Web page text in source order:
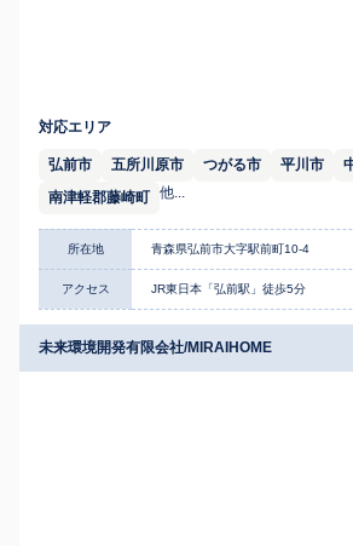
対応エリア
弘前市 五所川原市 つがる市 平川市
南津軽郡藤崎町 他...
所在地 青森県弘前市大字駅前町10-4
アクセス JR東日本「弘前駅」徒歩5分
未来環境開発有限会社/MIRAIHOME